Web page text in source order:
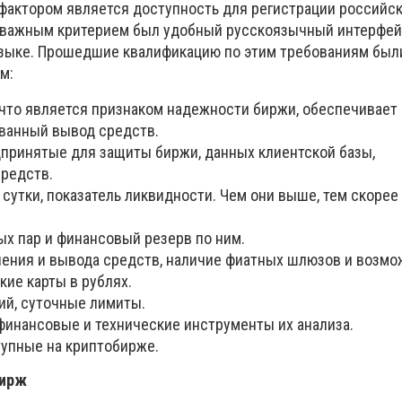
является доступность для регистрации
критерием был удобный русскоязычный
Прошедшие квалификацию по этим требованиям
является признаком надежности биржи, обеспечивает
вывод средств.
для защиты биржи, данных клиентской базы,
показатель ликвидности. Чем они выше, тем
пар и финансовый резерв по ним.
и вывода средств, наличие фиатных шлюзов и
карты в рублях.
суточные лимиты.
и технические инструменты их анализа.
на криптобирже.